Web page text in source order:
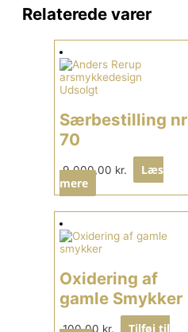
Relaterede varer
Udsolgt
Særbestilling nr
70
9.000,00 kr.
Læs
mere
Oxidering af
gamle Smykker
100,00 kr.
Tilføj til